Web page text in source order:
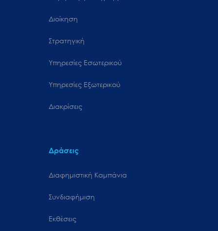
Διοίκηση
Στρατηγική
Υπηρεσίες Εσωτερικού
Υπηρεσίες Εξωτερικού
Διακρίσεις
Δράσεις
Διαφημιστική Καμπάνια
Συνδιαφήμιση
Εκθέσεις